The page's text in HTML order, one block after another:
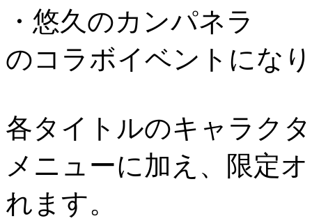
・悠久のカンパネラ
のコラボイベントにな
各タイトルのキャラク
メニューに加え、限定
れます。